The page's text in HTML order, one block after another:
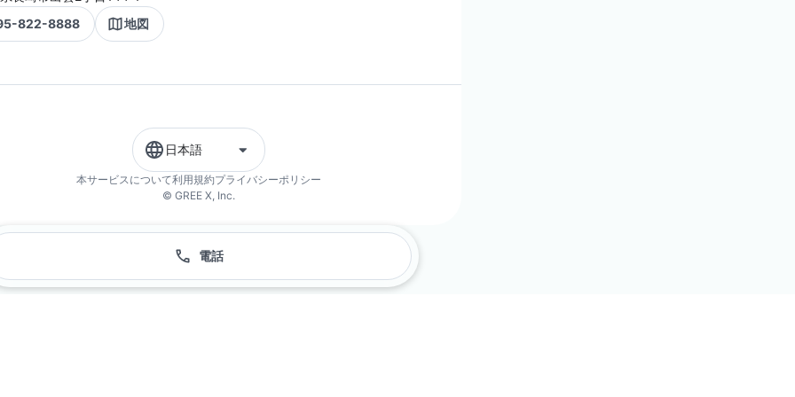
822-8888
地図
日本語
本サービスについて利用規約プライバシーポリシー
© GREE X, Inc.
電話